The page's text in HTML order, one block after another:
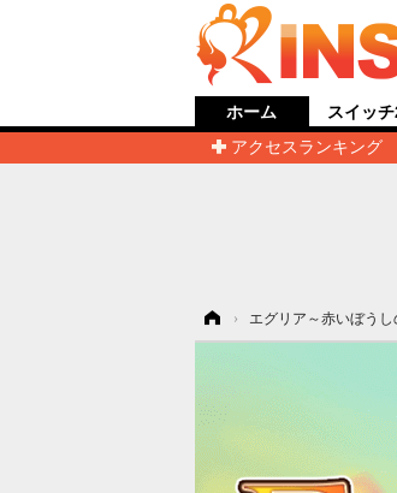
ホーム
アクセスランキング
スイッ
› エグリア～赤いぼう